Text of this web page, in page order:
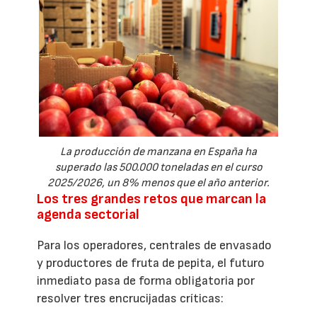
La producción de manzana en España ha
superado las 500.000 toneladas en el curso
2025/2026, un 8% menos que el año anterior.
Los tres grandes retos que marcan la
agenda sectorial
Para los operadores, centrales de envasado
y productores de fruta de pepita, el futuro
inmediato pasa de forma obligatoria por
resolver tres encrucijadas críticas: